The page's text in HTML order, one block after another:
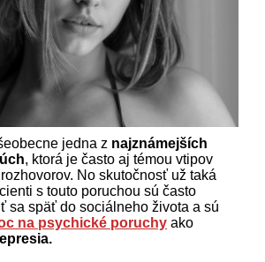
jedna z najznámejších
, ktorá je často aj témou vtipov
No skutočnosť už taká
s touto poruchou sú často
sa späť do sociálneho života a sú
na psychické poruchy ako